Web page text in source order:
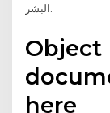
البشر.
Object
here